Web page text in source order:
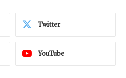
Twitter
YouTube